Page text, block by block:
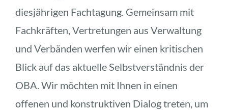
diesjährigen Fachtagung. Gemeinsam mit
Fachkräften, Vertretungen aus Verwaltung
und Verbänden werfen wir einen kritischen
Blick auf das aktuelle Selbstverständnis der
OBA. Wir möchten mit Ihnen in einen
offenen und konstruktiven Dialog treten, um